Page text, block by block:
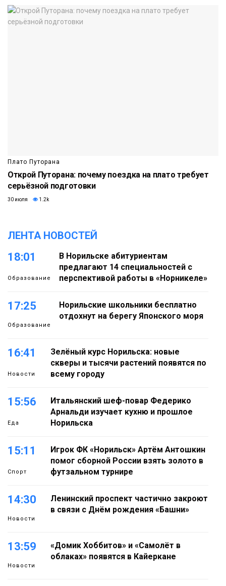
Плато Путорана
Открой Путорана: почему поездка на плато требует
серьёзной подготовки
30 июля 1.2k
ЛЕНТА НОВОСТЕЙ
18:01
Образование
В Норильске абитуриентам
предлагают 14 специальностей с
перспективой работы в «Норникеле»
17:25
Образование
Норильские школьники бесплатно
отдохнут на берегу Японского моря
16:41
Новости
Зелёный курс Норильска: новые
скверы и тысячи растений появятся по
всему городу
15:56
Еда
Итальянский шеф-повар Федерико
Арнальди изучает кухню и прошлое
Норильска
15:11
Спорт
Игрок ФК «Норильск» Артём Антошкин
помог сборной России взять золото в
футзальном турнире
14:30
Новости
Ленинский проспект частично закроют
в связи с Днём рождения «Башни»
13:59
Новости
«Домик Хоббитов» и «Самолёт в
облаках» появятся в Кайеркане